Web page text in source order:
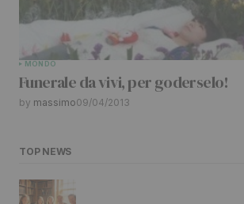
MONDO
Funerale da vivi, per goderselo!
by massimo09/04/2013
TOP NEWS